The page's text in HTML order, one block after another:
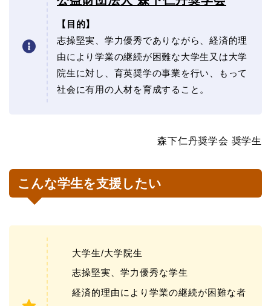
【目的】
志操堅実、学力優秀でありながら、経済的理
由により学業の継続が困難な大学生又は大学
院生に対し、育英奨学の事業を行い、もって
社会に有用の人材を育成すること。
森下仁丹奨学会 奨学生
こんな学生を支援したい
大学生/大学院生
志操堅実、学力優秀な学生
経済的理由により学業の継続が困難な者